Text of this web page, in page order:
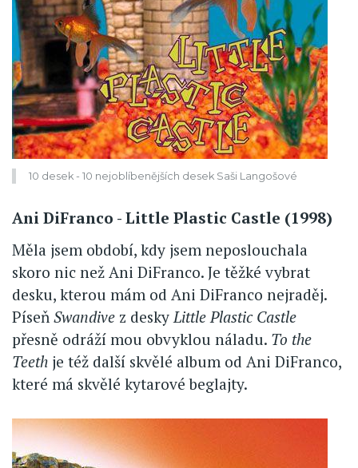
10 desek - 10 nejoblíbenějších desek Saši Langošové
Ani DiFranco - Little Plastic Castle (1998)
Měla jsem období, kdy jsem neposlouchala
skoro nic než Ani DiFranco. Je těžké vybrat
desku, kterou mám od Ani DiFranco nejraděj.
Píseň Swandive z deskyLittle Plastic Castle
přesně odráží mou obvyklou náladu. To the
Teeth je též další skvělé album od Ani DiFranco,
které má skvělé kytarové beglajty.